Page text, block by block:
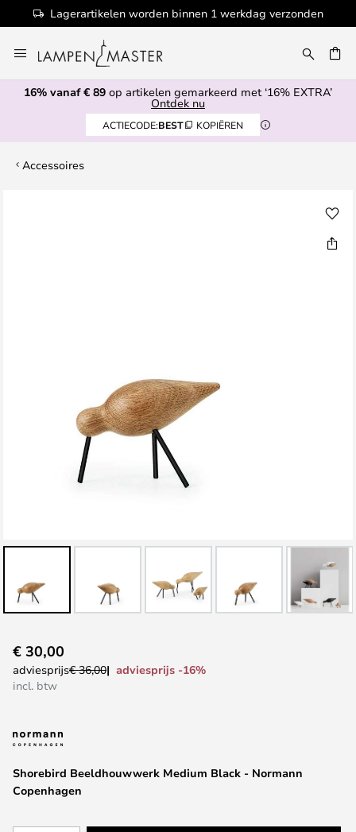
Lagerartikelen worden binnen 1 werkdag verzonden
naar
de
inhoud
16% vanaf € 89 op artikelen gemarkeerd met ‘16% EXTRA’
Ontdek nu
ACTIECODE:BEST KOPIËREN
Accessoires
naar
het
de
gallerij
Shorebird Beeldhouwwerk Medium Black - Normann
Copenhagen
€ 30,00
adviesprijs€ 36,00
adviesprijs -16%
incl. btw